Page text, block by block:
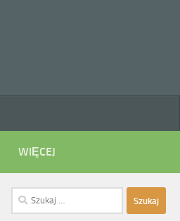
WIĘCEJ
Szukaj: